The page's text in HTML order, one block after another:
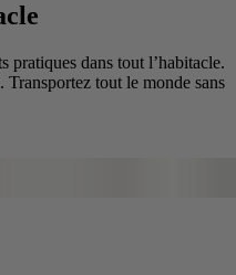
pratiques dans tout l’habitacle.
tout le monde sans